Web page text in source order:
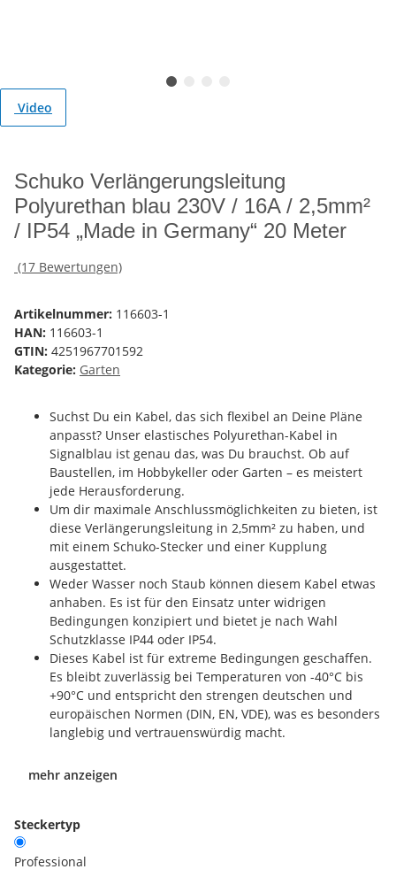
Video
Schuko Verlängerungsleitung
Polyurethan blau 230V / 16A / 2,5mm²
/ IP54 „Made in Germany“ 20 Meter
(17 Bewertungen)
Artikelnummer: 116603-1
HAN: 116603-1
GTIN: 4251967701592
Kategorie: Garten
Suchst Du ein Kabel, das sich flexibel an Deine Pläne
anpasst? Unser elastisches Polyurethan-Kabel in
Signalblau ist genau das, was Du brauchst. Ob auf
Baustellen, im Hobbykeller oder Garten – es meistert
jede Herausforderung.
Um dir maximale Anschlussmöglichkeiten zu bieten, ist
diese Verlängerungsleitung in 2,5mm² zu haben, und
mit einem Schuko-Stecker und einer Kupplung
ausgestattet.
Weder Wasser noch Staub können diesem Kabel etwas
anhaben. Es ist für den Einsatz unter widrigen
Bedingungen konzipiert und bietet je nach Wahl
Schutzklasse IP44 oder IP54.
Dieses Kabel ist für extreme Bedingungen geschaffen.
Es bleibt zuverlässig bei Temperaturen von -40°C bis
+90°C und entspricht den strengen deutschen und
europäischen Normen (DIN, EN, VDE), was es besonders
langlebig und vertrauenswürdig macht.
mehr anzeigen
Steckertyp
Professional